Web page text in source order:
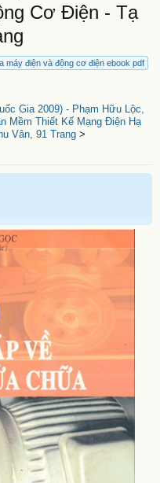
Cơ Điện - Tạ
máy điện và động cơ điện ebook pdf
Gia 2009) - Phạm Hữu Lộc,
Mềm Thiết Kế Mạng Điện Hạ
Vân, 91 Trang>